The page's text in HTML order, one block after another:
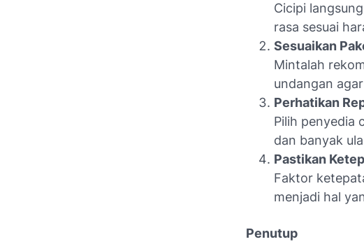
Cicipi
rasa sesuai
Sesuaikan
Mintalah
undangan
Perhatikan
Pilih penyedia
dan banyak
Pastikan
Faktor
menjadi hal
Penutup